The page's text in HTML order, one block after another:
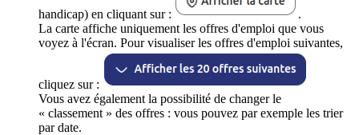
handicap) en cliquant sur :
.
La carte affiche uniquement les offres d'emploi que vous
voyez à l'écran. Pour visualiser les offres d'emploi suivantes,
cliquez sur :
Vous avez également la possibilité de changer le
« classement » des offres : vous pouvez par exemple les trier
par date.